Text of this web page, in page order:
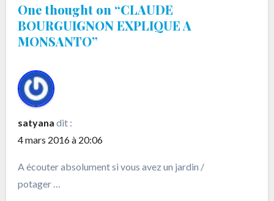
One thought on “CLAUDE
BOURGUIGNON EXPLIQUE A
MONSANTO”
satyana dit :
4 mars 2016 à 20:06
A écouter absolument si vous avez un jardin /
potager …